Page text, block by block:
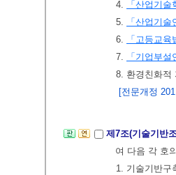
4.
「산업기
5.
「산업기
6.
「고등교육
7.
「기업부
8. 환경친화적
[전문개정
제7조(기술기반
여 다음 각 호
1. 기술기반구